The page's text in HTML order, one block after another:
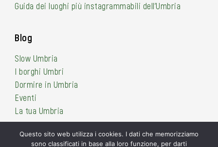
Guida dei luoghi più instagrammabili dell’Umbria
Blog
Slow Umbria
I borghi Umbri
Dormire in Umbria
Eventi
La tua Umbria
Questo sito web utilizza i cookies. I dati che memorizziamo
sono classificati in base alla loro funzione, per darti